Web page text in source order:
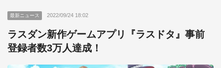
最新ニュース 2022/09/24 18:02
ラスダン新作ゲームアプリ『ラスドタ』事前
登録者数3万人達成！